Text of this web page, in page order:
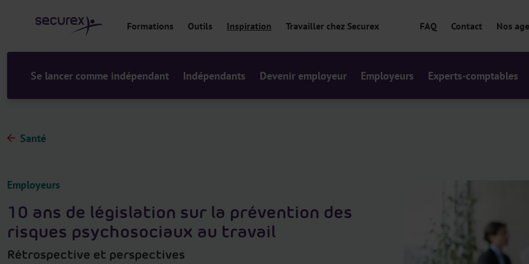
Formations Outils Inspiration Travailler chez Securex FAQ Contact Nos
Se lancer comme indépendant Indépendants Devenir employeur Employeurs Experts-comptables
Santé
Employeurs
10 ans de législation sur la prévention des
risques psychosociaux au travail
Rétrospective et perspectives